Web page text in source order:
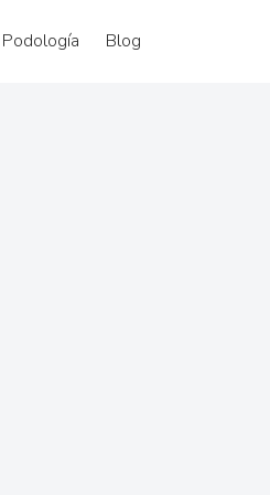
Podología Blog